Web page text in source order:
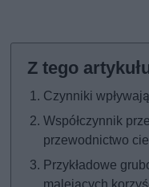
Czynniki
Współczynnik
przewodnictwo
Przykładowe